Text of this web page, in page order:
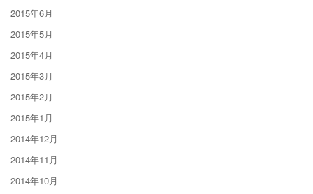
2015年6月
2015年5月
2015年4月
2015年3月
2015年2月
2015年1月
2014年12月
2014年11月
2014年10月